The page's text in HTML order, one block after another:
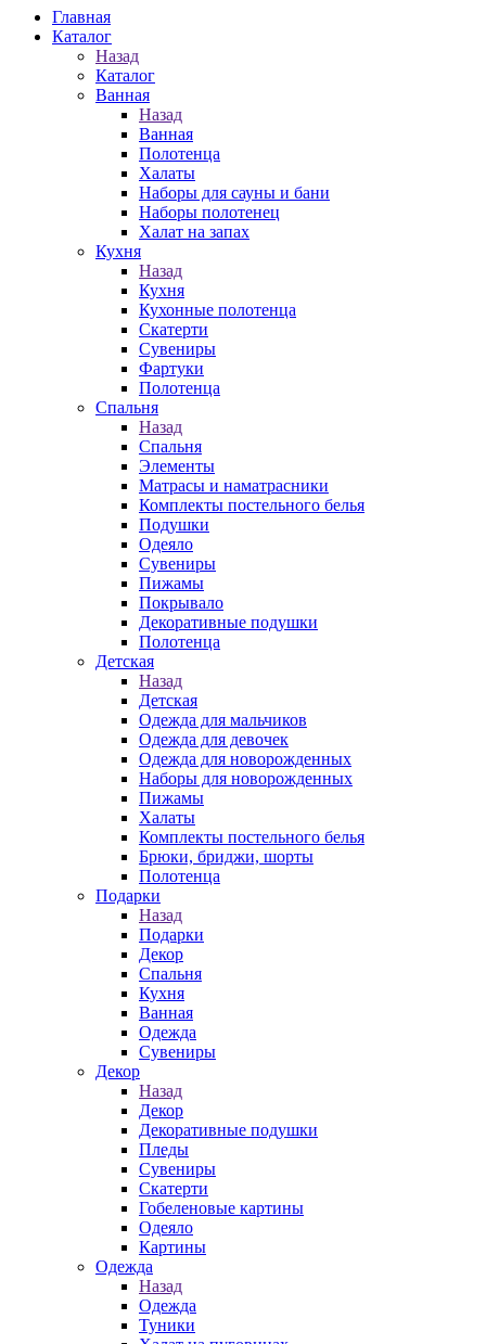
Главная
Каталог
Назад
Каталог
Ванная
Назад
Ванная
Полотенца
Халаты
Наборы для сауны и бани
Наборы полотенец
Халат на запах
Кухня
Назад
Кухня
Кухонные полотенца
Скатерти
Сувениры
Фартуки
Полотенца
Спальня
Назад
Спальня
Элементы
Матрасы и наматрасники
Комплекты постельного белья
Подушки
Одеяло
Сувениры
Пижамы
Покрывало
Декоративные подушки
Полотенца
Детская
Назад
Детская
Одежда для мальчиков
Одежда для девочек
Одежда для новорожденных
Наборы для новорожденных
Пижамы
Халаты
Комплекты постельного белья
Брюки, бриджи, шорты
Полотенца
Подарки
Назад
Подарки
Декор
Спальня
Кухня
Ванная
Одежда
Сувениры
Декор
Назад
Декор
Декоративные подушки
Пледы
Сувениры
Скатерти
Гобеленовые картины
Одеяло
Картины
Одежда
Назад
Одежда
Туники